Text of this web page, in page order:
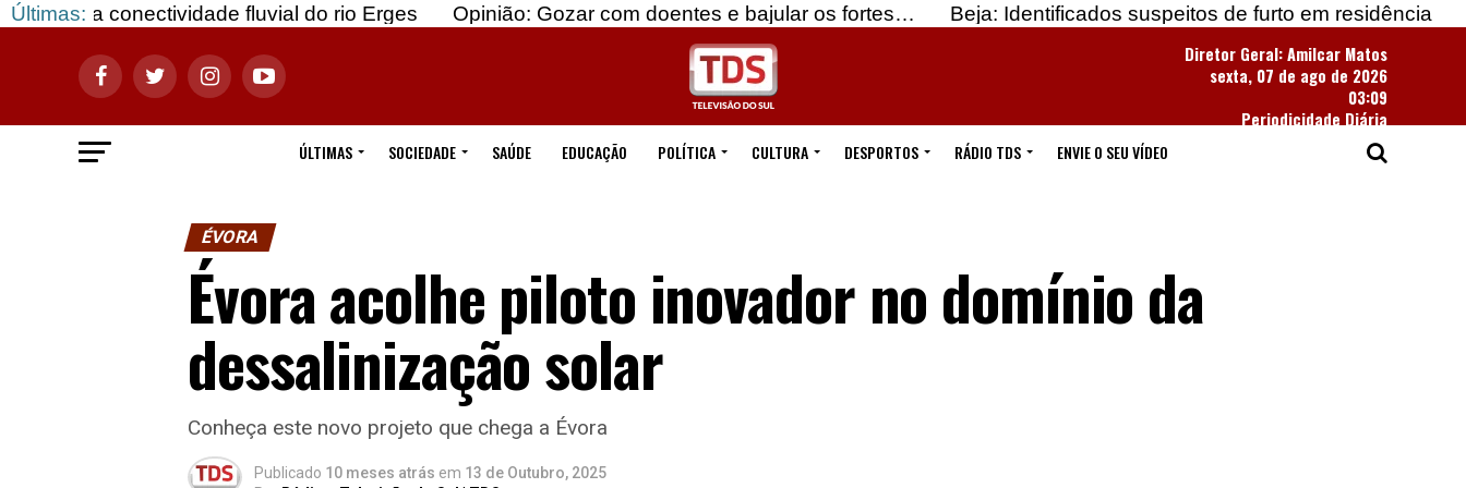
Últimas: fluvial do rio Erges Opinião: Gozar com doentes e bajular os fortes… Beja: Identificados suspeitos de furto em residência
Diretor Geral: Amilcar Matos
sexta, 07 de ago de 2026
03:09
Periodicidade Diária
ÚLTIMAS
SOCIEDADE SAÚDE EDUCAÇÃO POLÍTICA CULTURA DESPORTOS RÁDIO TDS ENVIE O SEU VÍDEO
ÉVORA
Évora acolhe piloto inovador no domínio da
dessalinização solar
Conheça este novo projeto que chega a Évora
Publicado 10 meses atrás em 13 de Outubro, 2025